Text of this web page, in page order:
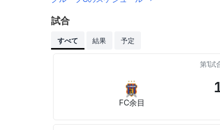
試合
すべて 結果 予定
第1試
FC余目